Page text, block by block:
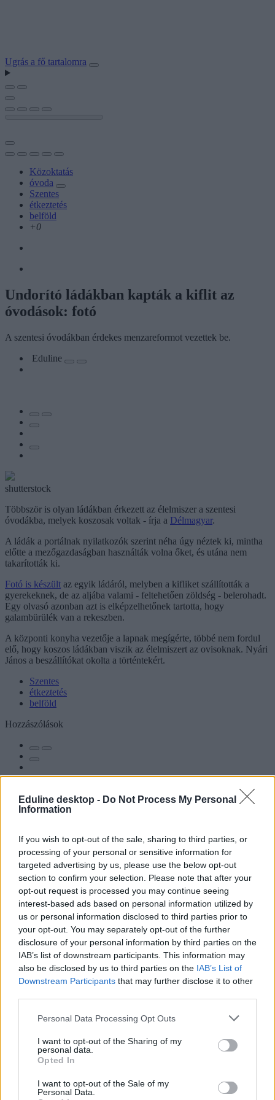
Eduline desktop - Do Not Process My Personal
Information
If you wish to opt-out of the sale, sharing to third parties, or
processing of your personal or sensitive information for
targeted advertising by us, please use the below opt-out
section to confirm your selection. Please note that after your
opt-out request is processed you may continue seeing
interest-based ads based on personal information utilized by
us or personal information disclosed to third parties prior to
your opt-out. You may separately opt-out of the further
disclosure of your personal information by third parties on the
IAB’s list of downstream participants. This information may
also be disclosed by us to third parties on the IAB’s List of
Downstream Participants that may further disclose it to other
Personal Data Processing Opt Outs
I want to opt-out of the Sharing of my
personal data.
Opted In
I want to opt-out of the Sale of my
Personal Data.
Ugrás a fő tartalomra
Közoktatás
óvoda
Szentes
étkeztetés
belföld
+0
Undorító ládákban kapták a kiflit az
óvodások: fotó
A szentesi óvodákban érdekes menzareformot vezettek be.
Eduline
shutterstock
Többször is olyan ládákban érkezett az élelmiszer a szentesi
óvodákba, melyek koszosak voltak - írja a Délmagyar.
A ládák a portálnak nyilatkozók szerint néha úgy néztek ki, mintha
előtte a mezőgazdaságban használták volna őket, és utána nem
takarították ki.
Fotó is készült az egyik ládáról, melyben a kifliket szállították a
gyerekeknek, de az aljába valami - feltehetően zöldség - belerohadt.
Egy olvasó azonban azt is elképzelhetőnek tartotta, hogy
galambürülék van a rekeszben.
A központi konyha vezetője a lapnak megígérte, többé nem fordul
elő, hogy koszos ládákban viszik az élelmiszert az ovisoknak. Nyári
János a beszállítókat okolta a történtekért.
Szentes
étkeztetés
belföld
Hozzászólások
Hana György: „Méltóságot, tekintélyt kell adni az
oktatásról szóló közbeszédnek”
Az új kormány az elődökétől merőben eltérő kommunikációs
stratégiával kezdte meg működését. Az egyes minisztériumok
szintjére kiterjesztett hiperaktivitás érezhetően felszabadulást,
optimizmust ébresztett és éltet. Különösen az olyan, korábban porig
alázott ágazatban, mint az oktatás. Ám pontosan ez a lendület az,
ami egy újabb megkerülhetetlen kihívást is előtérbe rántott: az
érdemi társadalmi egyeztetés ígéretének beváltását, vagy más szóval
„kényszerét”. Ennek, az amúgy pozitív stressznek a kezeléséhez
igyekszem az alábbiakban szempontokat adni. Hana György
humánökológus, közoktatási vezető véleménycikke.
Vendégszerző
Dolgoznának az egyetem mellett, mégsem
vállalhatnak diákmunkát – több mint százezer
levelezős hallgatót érinthet a szabály
tagozatos hallgató vagyok, egyből húzni kezdték a szájukat” –